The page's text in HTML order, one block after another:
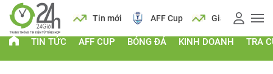
Lịch Tin mới AFF Cup Giá vàng
TIN TỨC AFF CUP BÓNG ĐÁ KINH DOANH TRA